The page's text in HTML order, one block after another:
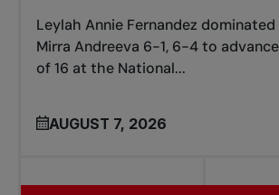
Leylah Annie Fernandez
Mirra Andreeva 6-1, 6-4 to
of 16 at the National...
AUGUST 7, 2026